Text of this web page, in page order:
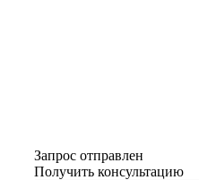
Запрос отправлен
Получить консультацию